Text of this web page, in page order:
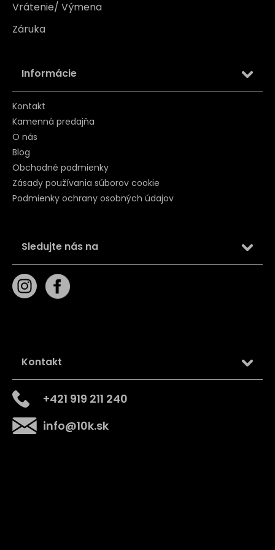
Vrátenie/ Výmena
Záruka
Informácie
Kontakt
Kamenná predajňa
O nás
Blog
Obchodné podmienky
Zásady používania súborov cookie
Podmienky ochrany osobných údajov
Sledujte nás na
Kontakt
info@10k.sk
+421 919 211 240